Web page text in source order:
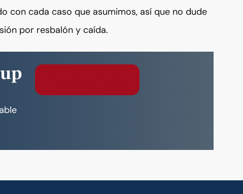
con cada caso que asumimos, así que no dude
por resbalón y caída.